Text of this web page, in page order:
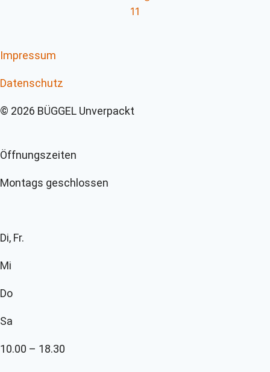
Impressum
Datenschutz
© 2026 BÜGGEL Unverpackt
Öffnungszeiten
Montags geschlossen
Di, Fr.
Mi
Do
Sa
10.00 – 18.30